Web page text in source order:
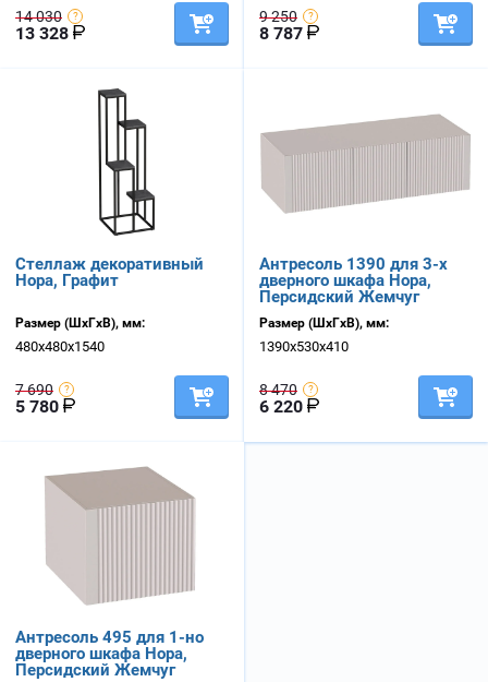
14 030
13 328
9 250
8 787
Стеллаж декоративный
Нора, Графит
Размер (ШхГхВ), мм:
480х480х1540
7 690
5 780
Антресоль 1390 для 3-х
дверного шкафа Нора,
Персидский Жемчуг
Размер (ШхГхВ), мм:
1390х530х410
8 470
6 220
Антресоль 495 для 1-но
дверного шкафа Нора,
Персидский Жемчуг